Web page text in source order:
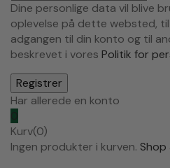
Dine personlige data vil blive
oplevelse på dette websted,
adgangen til din konto og til
beskrevet i vores Politik for
Har allerede en konto
Kurv(0)
Ingen produkter i kurven.